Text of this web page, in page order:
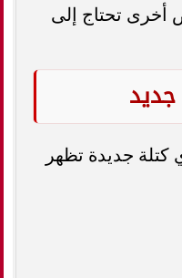
أخرى تحتاج إلى
كتلة جديدة تظهر